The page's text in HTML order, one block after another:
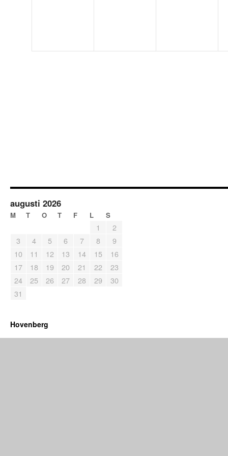
augusti 2026
M T O T F L S
1
2
3
4 5 6 7 8
9
10
11 12 13 14 15
16
17
18 19 20 21 22
23
24
25 26 27 28 29
30
31
Hovenberg